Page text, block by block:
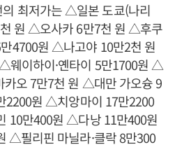
최저가는 △일본 도쿄(나리
천 원 △오사카 6만7천 원 △후쿠
만4700원 △나고야 10만2천 원
이하이·옌타이 5만1700원 △
오 7만7천 원 △대만 가오슝 9
2200원 △치앙마이 17만2200
10만400원 △다낭 11만400원
△필리핀 마닐라·클락 8만300